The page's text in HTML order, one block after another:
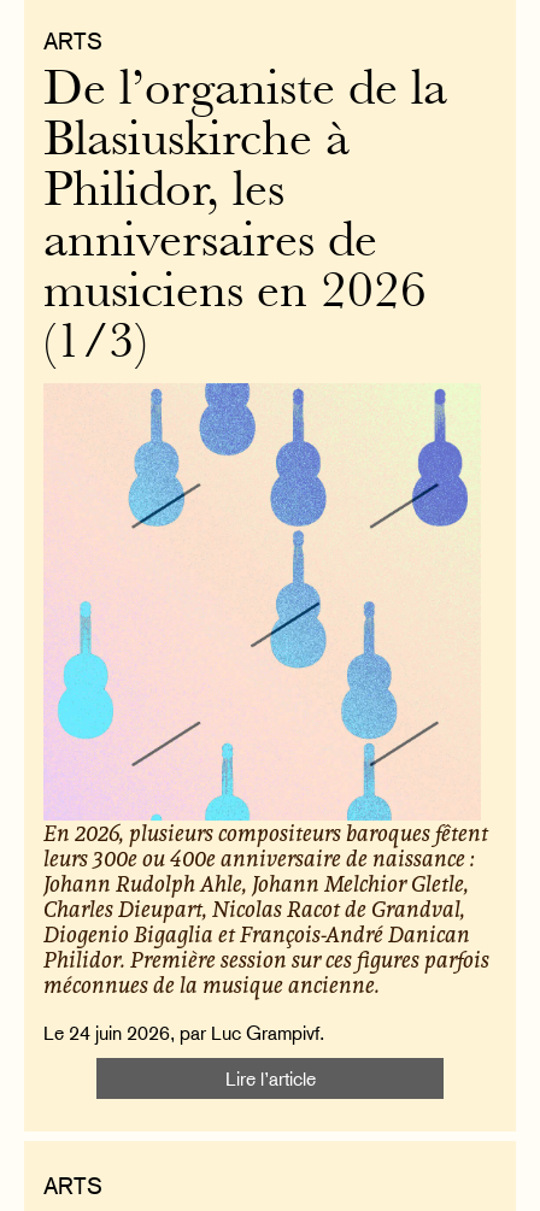
ARTS
De l’organiste de la
Blasiuskirche à
Philidor, les
anniversaires de
musiciens en 2026
(1/3)
En 2026, plusieurs compositeurs baroques fêtent
leurs 300e ou 400e anniversaire de naissance :
Johann Rudolph Ahle, Johann Melchior Gletle,
Charles Dieupart, Nicolas Racot de Grandval,
Diogenio Bigaglia et François-André Danican
Philidor. Première session sur ces figures parfois
méconnues de la musique ancienne.
Le 24 juin 2026, par Luc Grampivf.
Lire l’article
ARTS